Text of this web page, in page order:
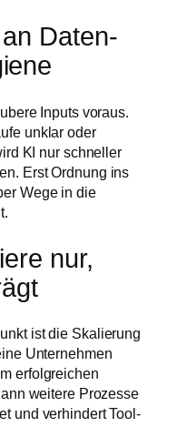
Daten-
Inputs voraus.
unklar oder
KI nur schneller
Erst Ordnung ins
Wege in die
nur,
ist die Skalierung
Unternehmen
erfolgreichen
weitere Prozesse
und verhindert Tool-